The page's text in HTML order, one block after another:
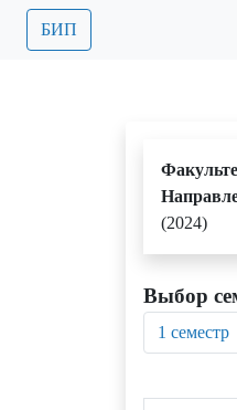
БИП
(2024)
Выбор
1 семестр